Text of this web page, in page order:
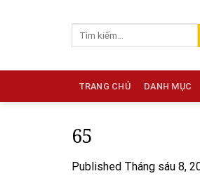
TRANG CHỦ DANH MỤC
65
Published Tháng sáu 8,